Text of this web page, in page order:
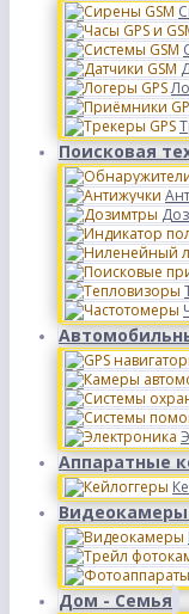
Поисковая
Аппаратные
Дом - Семья